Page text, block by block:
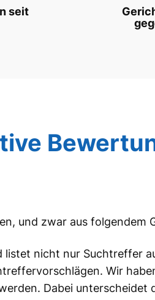
seit
und zwar aus folgendem
listet nicht nur Suchtreffer
Wir
Dabei unterscheidet